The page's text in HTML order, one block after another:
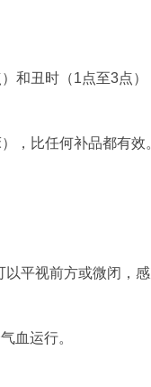
和丑时（1点至3点
，比任何补品都有效
平视前方或微闭，
血运行。